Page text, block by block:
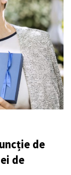
de
de